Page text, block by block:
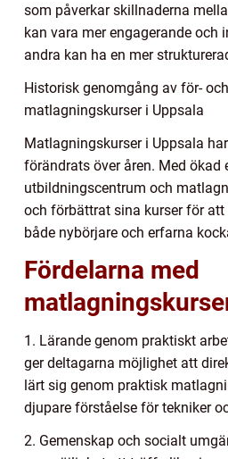
som påverkar skillnaderna
kan vara mer engagerande och
andra kan ha en mer
Historisk genomgång av för-
matlagningskurser i Uppsala
Matlagningskurser i Uppsala
förändrats över åren. Med ökad
utbildningscentrum och
och förbättrat sina kurser för
både nybörjare och erfarna
Fördelarna med
1. Lärande genom praktiskt
ger deltagarna möjlighet att
lärt sig genom praktisk
djupare förståelse för tekniker
2. Gemenskap och socialt